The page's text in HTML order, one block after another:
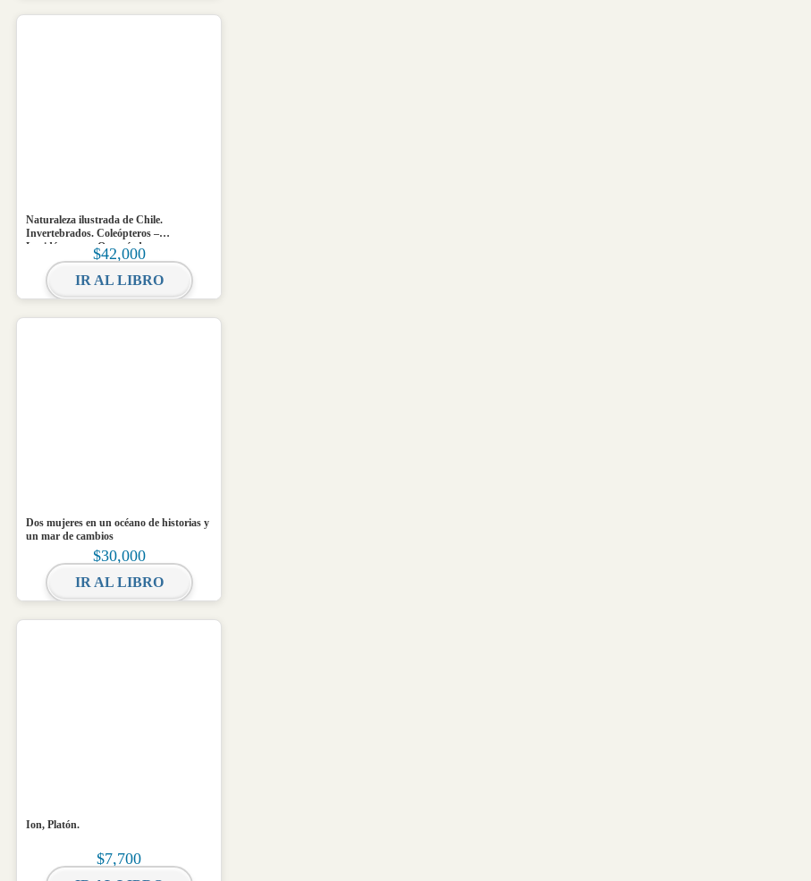
Naturaleza ilustrada de Chile.
Invertebrados. Coleópteros –
Lepidópteros – Otros órdenes
$42,000
IR AL LIBRO
Dos mujeres en un océano de historias y
un mar de cambios
$30,000
IR AL LIBRO
Ion, Platón.
$7,700